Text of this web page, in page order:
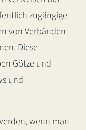
zugängige
von Verbänden
Diese
Götze und
und
wenn man